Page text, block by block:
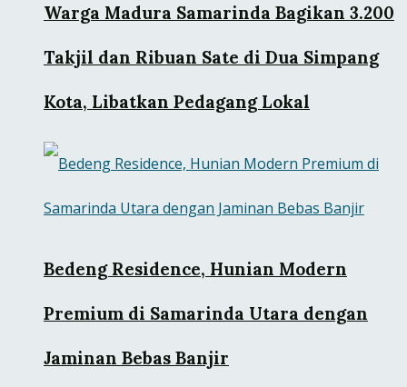
Warga Madura Samarinda Bagikan 3.200
Takjil dan Ribuan Sate di Dua Simpang
Kota, Libatkan Pedagang Lokal
Bedeng Residence, Hunian Modern
Premium di Samarinda Utara dengan
Jaminan Bebas Banjir